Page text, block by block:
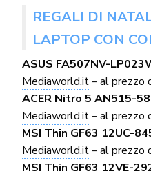
REGALI DI
LAPTOP CON
ASUS FA507NV-
Mediaworld.it– al prezzo
ACER Nitro 5 AN515-
Mediaworld.it– al prezzo
MSI Thin GF63 12UC-
Mediaworld.it– al prezzo
MSI Thin GF63 12VE-